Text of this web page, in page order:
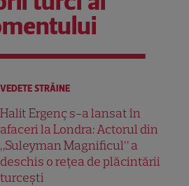
VEDETE STRĂINE
Halit Ergenç s-a lansat în
afaceri la Londra: Actorul din
„Suleyman Magnificul” a
deschis o rețea de plăcintării
turcești